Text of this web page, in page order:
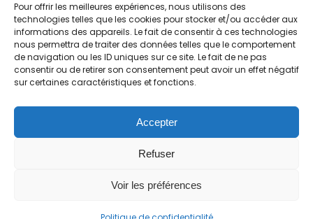
Pour offrir les meilleures expériences, nous utilisons des
technologies telles que les cookies pour stocker et/ou accéder aux
informations des appareils. Le fait de consentir à ces technologies
nous permettra de traiter des données telles que le comportement
de navigation ou les ID uniques sur ce site. Le fait de ne pas
consentir ou de retirer son consentement peut avoir un effet négatif
sur certaines caractéristiques et fonctions.
Accepter
Refuser
Voir les préférences
Mentions légales|
confidentialité| Copyright 2025 IZYPEO |